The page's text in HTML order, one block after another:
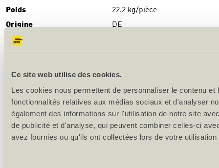
Ce site web utilise des cookies.
Les cookies nous permettent de personnaliser le contenu
fonctionnalités relatives aux médias sociaux et d'analyser
également des informations sur l'utilisation de notre site
de publicité et d'analyse, qui peuvent combiner celles-ci
avez fournies ou qu'ils ont collectées lors de votre
Poids
22.2 kg/pièce
Origine
DE
TÉLÉCHARGEMENTS
DESCRIPTION DU PRODUIT
Production en série
Surface: mélamine-CPL-stratifié